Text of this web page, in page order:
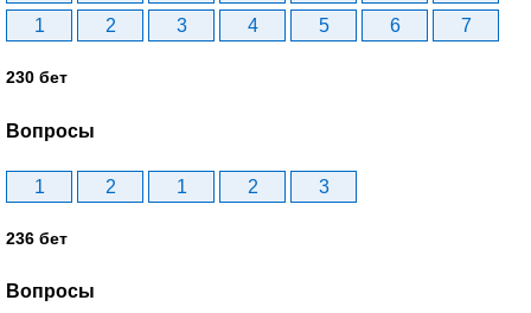
1
2 3 4 5 6 7
230 бет
Вопросы
1 2 1 2 3
236 бет
Вопросы